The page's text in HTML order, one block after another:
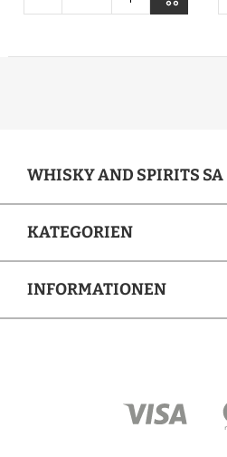
WHISKY AND SPIRITS SA
KATEGORIEN
INFORMATIONEN